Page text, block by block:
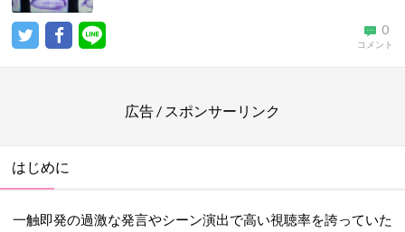
0
コメント
広告 / スポンサーリンク
はじめに
一触即発の過激な発言やシーン演出で高い視聴率を誇っていた